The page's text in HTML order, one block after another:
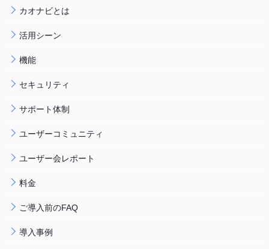
カオナビとは
活用シーン
機能
セキュリティ
サポート体制
ユーザーコミュニティ
ユーザー会レポート
料金
ご導入前のFAQ
導入事例